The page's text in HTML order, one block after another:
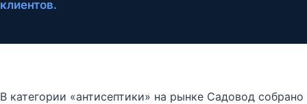
клиентов.
В категории «антисептики» на рынке Садовод собрано